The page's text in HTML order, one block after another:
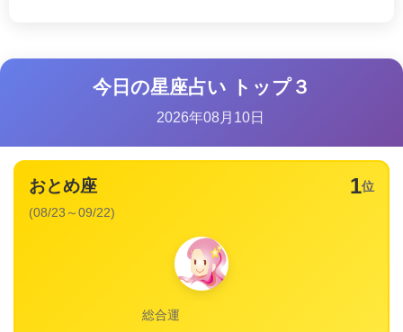
今日の星座占い トップ３
2026年08月10日
1位
おとめ座
(08/23～09/22)
総合運